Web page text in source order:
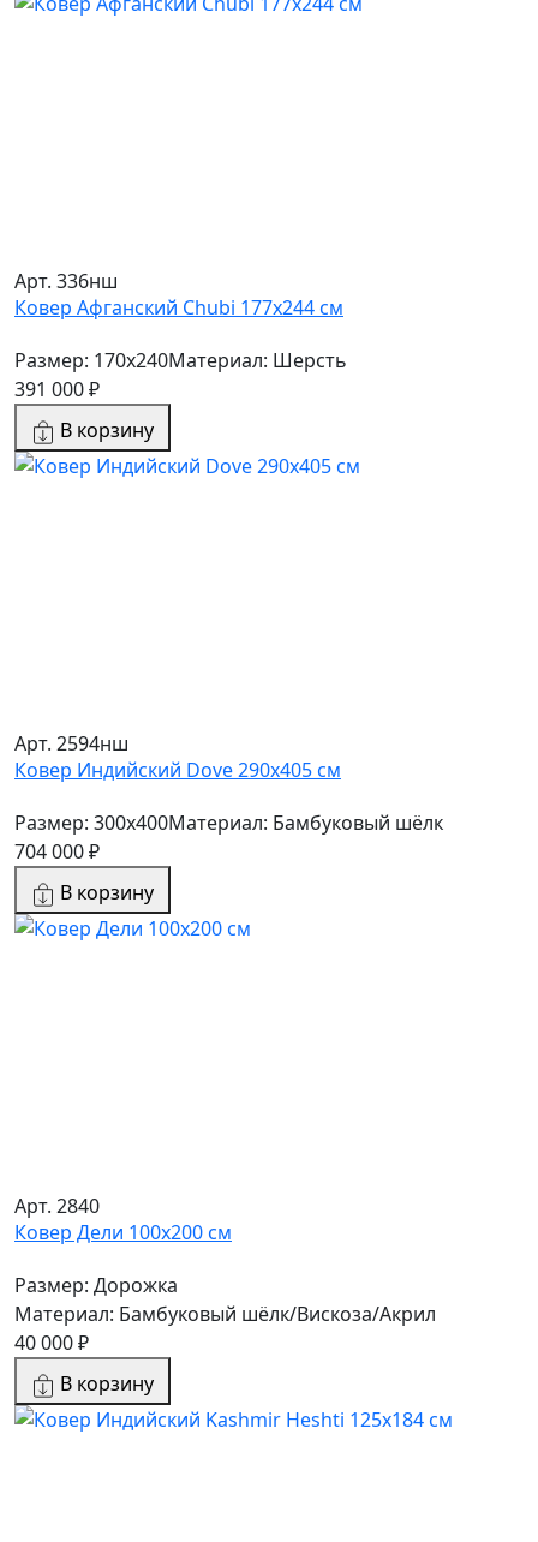
Арт. 336нш
Ковер Афганский Chubi 177x244 см
Размер: 170x240Материал: Шерсть
391 000 ₽
В корзину
Арт. 2594нш
Ковер Индийский Dove 290x405 см
Размер: 300x400Материал: Бамбуковый шёлк
704 000 ₽
В корзину
Арт. 2840
Ковер Дели 100х200 см
Размер: Дорожка
Материал: Бамбуковый шёлк/Вискоза/Акрил
40 000 ₽
В корзину